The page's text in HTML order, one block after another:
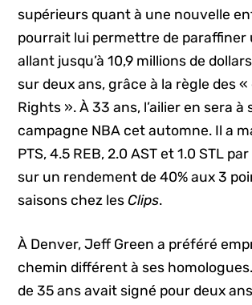
supérieurs quant à une nouvelle
pourrait lui permettre de
allant jusqu’à 10,9 millions de
sur deux ans, grâce à la règle des
Rights ». À 33 ans, l’ailier en sera à
campagne NBA cet automne. Il a
PTS, 4.5 REB, 2.0 AST et 1.0 STL
sur un rendement de 40% aux 3
saisons chez lesClips.
À Denver, Jeff Green a préféré
chemin différent à ses
de 35 ans avait signé pour deux